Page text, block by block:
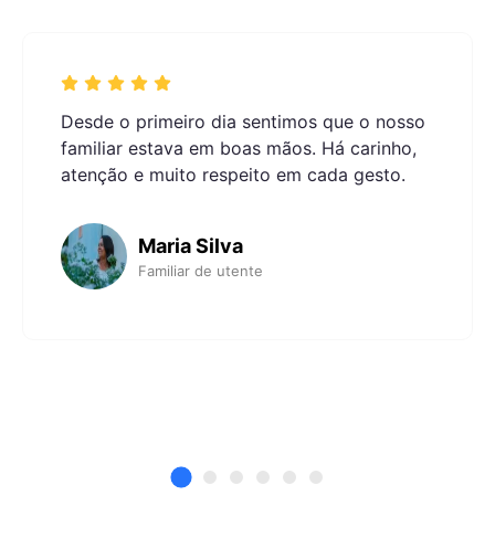
Desde o primeiro dia sentimos que o nosso
familiar estava em boas mãos. Há carinho,
atenção e muito respeito em cada gesto.
Maria Silva
Familiar de utente